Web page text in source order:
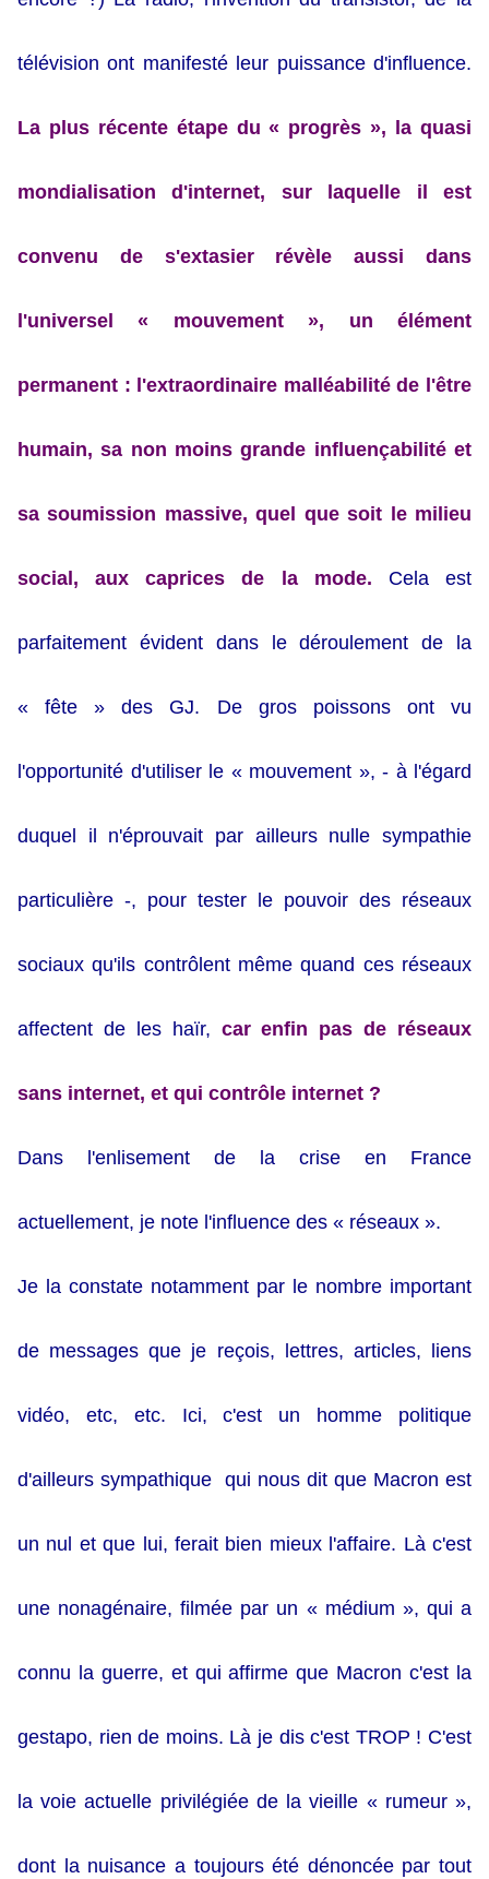
télévision ont manifesté leur puissance d'influence.
La plus récente étape du « progrès », la quasi
mondialisation d'internet, sur laquelle il est
convenu de s'extasier révèle aussi dans
l'universel « mouvement », un élément
permanent : l'extraordinaire malléabilité de l'être
humain, sa non moins grande influençabilité et
sa soumission massive, quel que soit le milieu
social, aux caprices de la mode. Cela est
parfaitement évident dans le déroulement de la
« fête » des GJ. De gros poissons ont vu
l'opportunité d'utiliser le « mouvement », - à l'égard
duquel il n'éprouvait par ailleurs nulle sympathie
particulière -, pour tester le pouvoir des réseaux
sociaux qu'ils contrôlent même quand ces réseaux
affectent de les haïr, car enfin pas de réseaux
sans internet, et qui contrôle internet ?
Dans l'enlisement de la crise en France
actuellement, je note l'influence des « réseaux ».
Je la constate notamment par le nombre important
de messages que je reçois, lettres, articles, liens
vidéo, etc, etc. Ici, c'est un homme politique
d'ailleurs sympathique qui nous dit que Macron est
un nul et que lui, ferait bien mieux l'affaire. Là c'est
une nonagénaire, filmée par un « médium », qui a
connu la guerre, et qui affirme que Macron c'est la
gestapo, rien de moins. Là je dis c'est TROP ! C'est
la voie actuelle privilégiée de la vieille « rumeur »,
dont la nuisance a toujours été dénoncée par tout